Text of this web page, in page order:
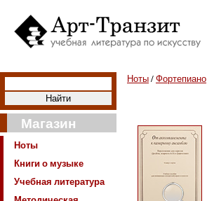
Магазин
Ноты
Книги о музыке
Учебная литература
Ноты/Фортепиано